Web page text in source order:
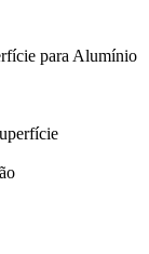
para Alumínio